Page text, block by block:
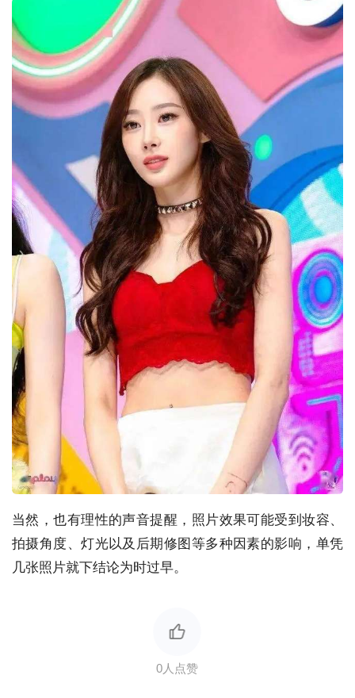
当然，也有理性的声音提醒，照片效果可能受到妆容、
拍摄角度、灯光以及后期修图等多种因素的影响，单凭
几张照片就下结论为时过早。